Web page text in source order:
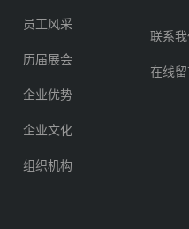
员工风采
历届展会
企业优势
企业文化
组织机构
联系我
在线